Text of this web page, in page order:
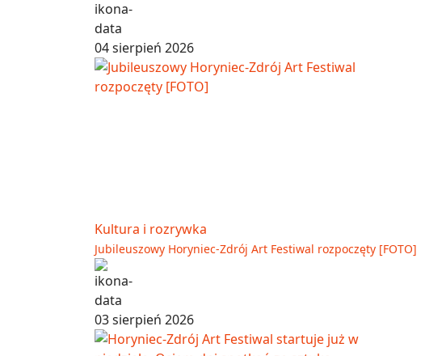
04 sierpień 2026
Kultura i rozrywka
Jubileuszowy Horyniec-Zdrój Art Festiwal rozpoczęty [FOTO]
03 sierpień 2026